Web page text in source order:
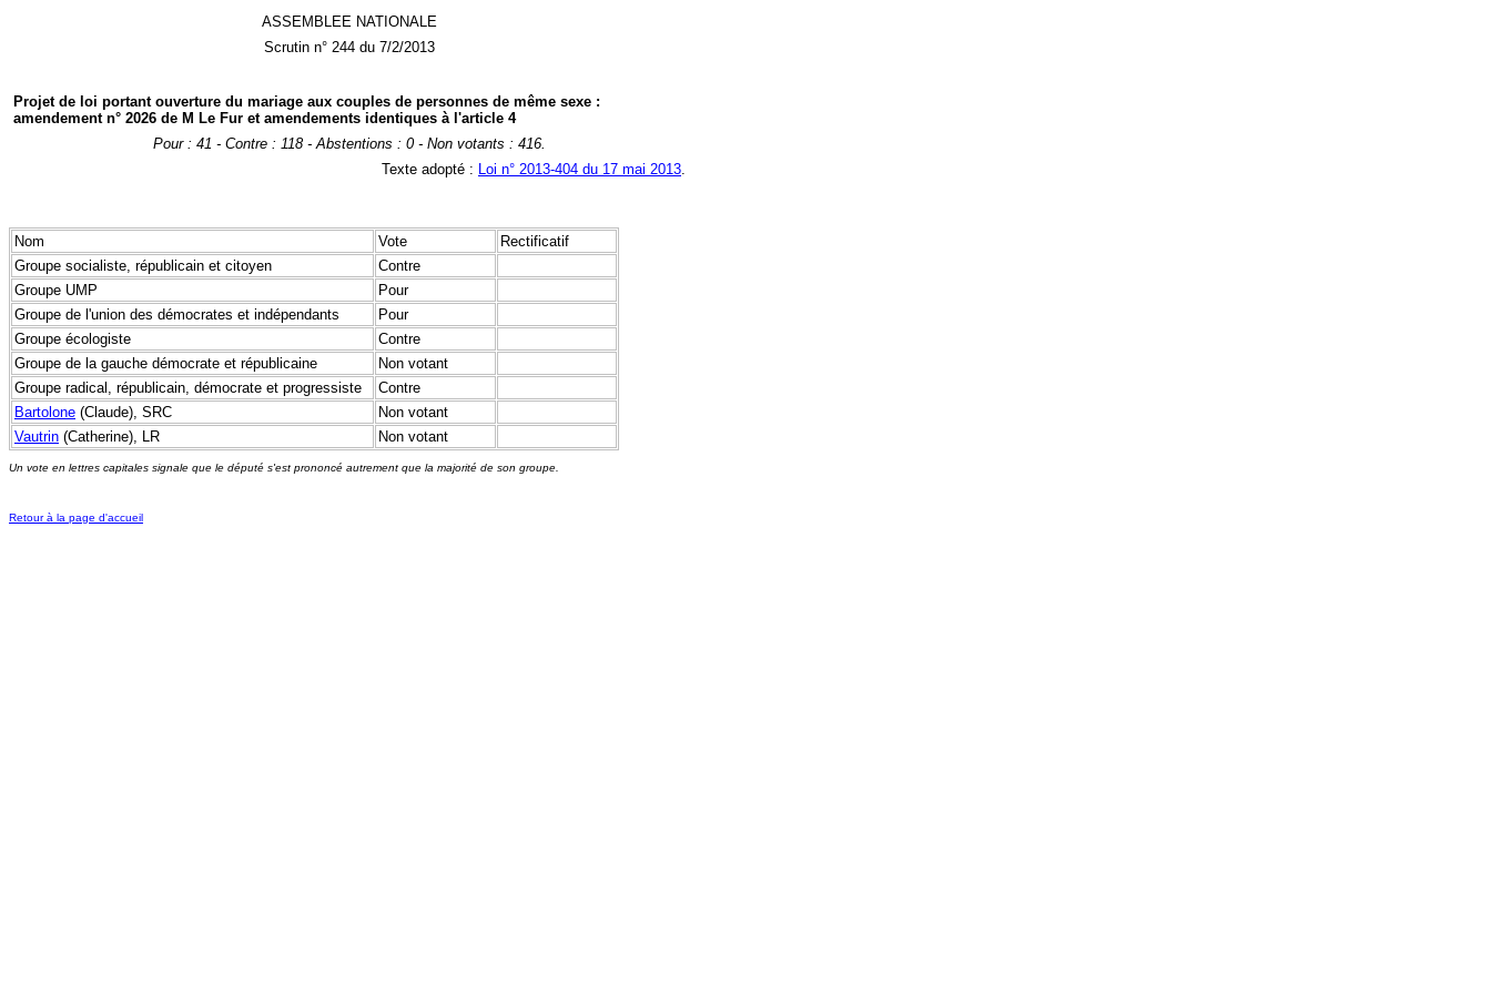
ASSEMBLEE NATIONALE
Scrutin n° 244 du 7/2/2013
Projet de loi portant ouverture du mariage aux couples de personnes de même sexe :
amendement n° 2026 de M Le Fur et amendements identiques à l'article 4
Pour : 41 - Contre : 118 - Abstentions : 0 - Non votants : 416.
Texte adopté : Loi n° 2013-404 du 17 mai 2013.
Nom Vote
Rectificatif
Groupe socialiste, républicain et citoyen
Contre
Groupe UMP
Pour
Groupe de l'union des démocrates et indépendants
Pour
Groupe écologiste
Contre
Groupe de la gauche démocrate et républicaine
Non votant
Groupe radical, républicain, démocrate et progressiste
Contre
Bartolone (Claude), SRC
Non votant
Vautrin (Catherine), LR Non votant
Un vote en lettres capitales signale que le député s'est prononcé autrement que la majorité de son groupe.
Retour à la page d'accueil